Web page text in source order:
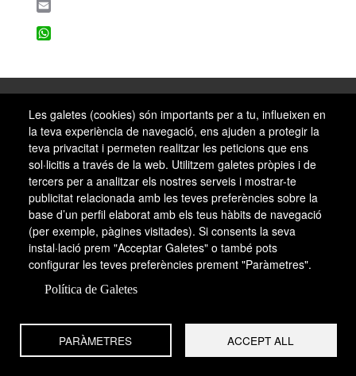
Segells editorials
Diccionaris de l`Enciclopèdia
Enciclopèdia
Educació
Les galetes (cookies) són importants per a tu, influeixen en
la teva experiència de navegació, ens ajuden a protegir la
teva privacitat i permeten realitzar les peticions que ens
sol·licitis a través de la web. Utilitzem galetes pròpies i de
tercers per a analitzar els nostres serveis i mostrar-te
publicitat relacionada amb les teves preferències sobre la
base d’un perfil elaborat amb els teus hàbits de navegació
(per exemple, pàgines visitades). Si consents la seva
instal·lació prem "Acceptar Galetes" o també pots
configurar les teves preferències prement "Paràmetres".
Política de Galetes
PARÀMETRES ACCEPT ALL